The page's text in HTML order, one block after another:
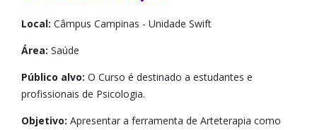
Local: Câmpus Campinas - Unidade Swift
Área: Saúde
Público alvo: O Curso é destinado a estudantes e
profissionais de Psicologia.
Objetivo: Apresentar a ferramenta de Arteterapia como